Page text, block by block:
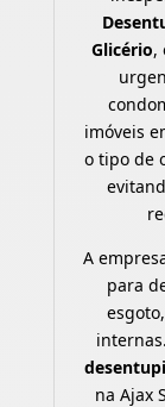
Glicério,
imóveis
o tipo de
A
para
na Ajax